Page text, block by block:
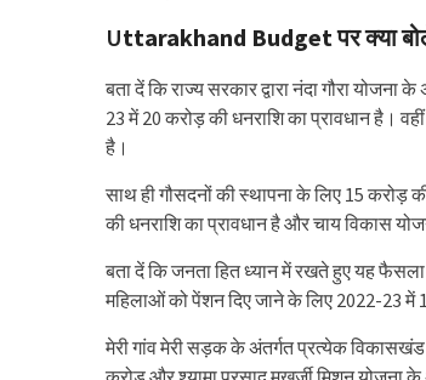
Uttarakhand Budgetपर क्या
बता दें कि राज्य सरकार द्वारा नंदा गौरा
23 में 20 करोड़ की धनराशि का प्रावधान है।
है।
साथ ही गौसदनों की स्थापना के लिए 15 करोड़
की धनराशि का प्रावधान है और चाय विकास
बता दें कि जनता हित ध्यान में रखते हुए यह फैसला
महिलाओं को पेंशन दिए जाने के लिए 2022-23 में
मेरी गांव मेरी सड़क के अंतर्गत प्रत्येक विकासखंड